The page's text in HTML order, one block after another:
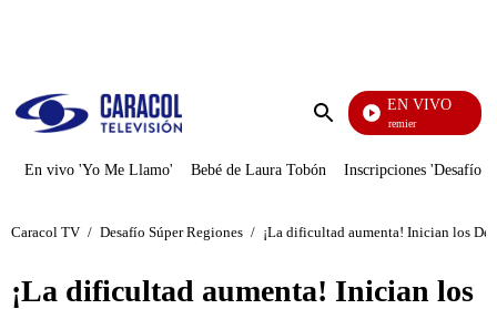
Enviar
EN VIVO
Noches De Premier
En vivo 'Yo Me Llamo' Bebé de Laura Tobón Inscripciones 'Desafío'
Caracol TV / Desafío Súper Regiones / ¡La dificultad aumenta! Inician los
¡La dificultad aumenta! Inician los